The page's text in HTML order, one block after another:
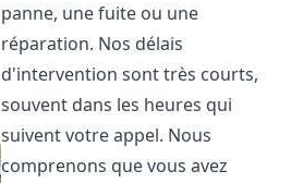
panne, une fuite ou une
réparation. Nos délais
d'intervention sont très courts,
souvent dans les heures qui
suivent votre appel. Nous
comprenons que vous avez